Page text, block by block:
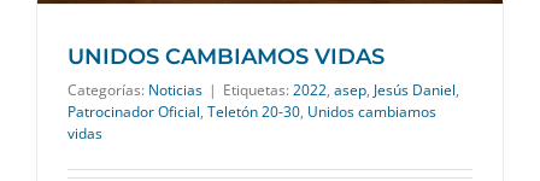
UNIDOS CAMBIAMOS VIDAS
Categorías: Noticias | Etiquetas: 2022, asep, Jesús Daniel,
Patrocinador Oficial, Teletón 20-30, Unidos cambiamos
vidas